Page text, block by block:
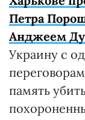
Петра
Анджеем
Украину с
память